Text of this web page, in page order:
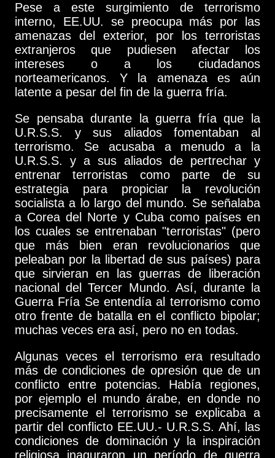
Pese a este surgimiento de terrorismo
interno, EE.UU. se preocupa más por las
amenazas del exterior, por los terroristas
extranjeros que pudiesen afectar los
intereses o a los ciudadanos
norteamericanos. Y la amenaza es aún
latente a pesar del fin de la guerra fría.
Se pensaba durante la guerra fría que la
U.R.S.S. y sus aliados fomentaban al
terrorismo. Se acusaba a menudo a la
U.R.S.S. y a sus aliados de pertrechar y
entrenar terroristas como parte de su
estrategia para propiciar la revolución
socialista a lo largo del mundo. Se señalaba
a Corea del Norte y Cuba como países en
los cuales se entrenaban "terroristas" (pero
que más bien eran revolucionarios que
peleaban por la libertad de sus países) para
que sirvieran en las guerras de liberación
nacional del Tercer Mundo. Así, durante la
Guerra Fría Se entendía al terrorismo como
otro frente de batalla en el conflicto bipolar;
muchas veces era así, pero no en todas.
Algunas veces el terrorismo era resultado
más de condiciones de opresión que de un
conflicto entre potencias. Había regiones,
por ejemplo el mundo árabe, en donde no
precisamente el terrorismo se explicaba a
partir del conflicto EE.UU.- U.R.S.S. Ahí, las
condiciones de dominación y la inspiración
religiosa inaguraron un período de guerra